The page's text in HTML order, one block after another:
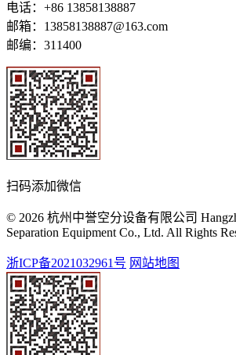
电话：+86 13858138887
邮箱：13858138887@163.com
邮编：311400
扫码添加微信
© 2026 杭州中誉空分设备有限公司
Separation Equipment Co., Ltd. All Rights
浙ICP备2021032961号 网站地图